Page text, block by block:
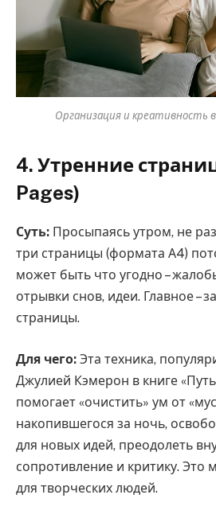
Организация и креативность
4. Утренние
Pages)
Суть: Просыпаясь утром, не
три страницы (формата А4)
может быть что угодно –
отрывки снов, идеи. Главное –
страницы.
Для чего: Эта техника,
Джулией Кэмерон в книге
помогает «очистить» ум от
накопившегося за ночь,
для новых идей, преодолеть
сопротивление и критику. Это
для творческих людей.